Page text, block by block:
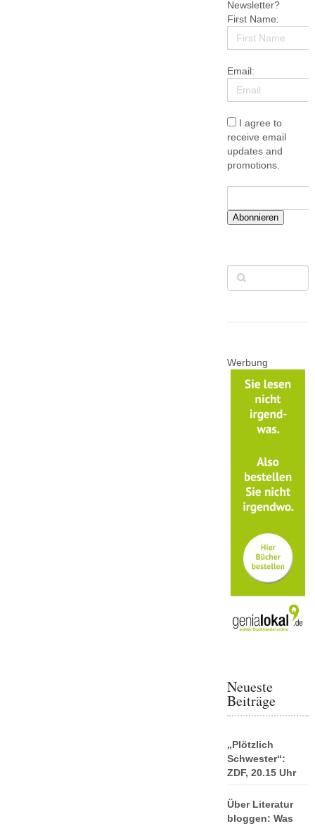
Newsletter?
First Name:
Email:
I agree to
receive email
updates and
promotions.
Abonnieren
Werbung
Neueste
Beiträge
„Plötzlich
Schwester“:
ZDF, 20.15 Uhr
Über Literatur
bloggen: Was